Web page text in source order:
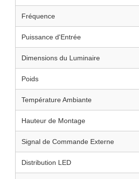
Fréquence
Puissance d'Entrée
Dimensions du Luminaire
Poids
Température Ambiante
Hauteur de Montage
Signal de Commande Externe
Distribution LED